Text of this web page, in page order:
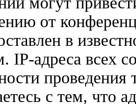
от
в
IP-адреса всех
с тем, что